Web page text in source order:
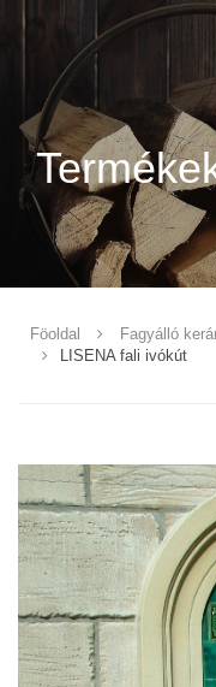
Föoldal Fagyálló
LISENA fali ivókút